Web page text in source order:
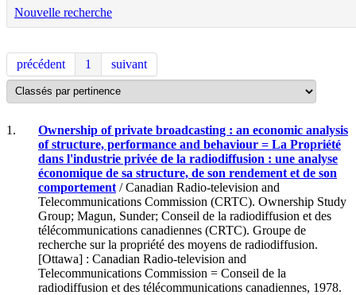
Nouvelle recherche
précédent 1 suivant
1.
Ownership of private broadcasting : an economic analysis
of structure, performance and behaviour = La Propriété
dans l'industrie privée de la radiodiffusion : une analyse
économique de sa structure, de son rendement et de son
comportement / Canadian Radio-television and
Telecommunications Commission (CRTC). Ownership Study
Group; Magun, Sunder; Conseil de la radiodiffusion et des
télécommunications canadiennes (CRTC). Groupe de
recherche sur la propriété des moyens de radiodiffusion.
[Ottawa] : Canadian Radio-television and
Telecommunications Commission = Conseil de la
radiodiffusion et des télécommunications canadiennes, 1978.